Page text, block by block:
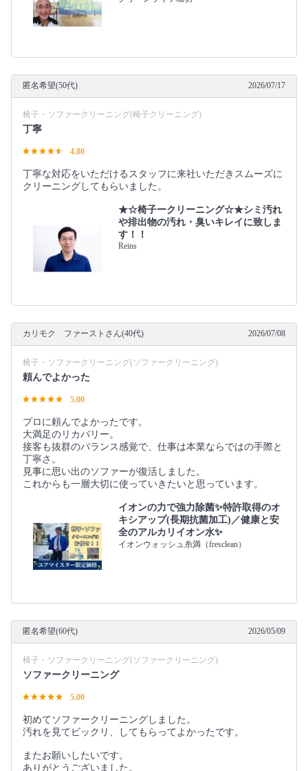
匿名希望(50代) 2026/07/17
椅子・ソファークリーニング(椅子クリーニング)
丁寧
4.80
丁寧な対応をいただけるスタッフに来社いただきスムーズに
クリーニングしてもらいました。
★☆椅子ークリーニング☆★シミ汚れ
や排出物の汚れ・臭いキレイに致しま
す！！
Reins
カリモク ファーストさん(40代) 2026/07/08
椅子・ソファークリーニング(ソファークリーニング)
頼んでよかった
5.00
プロに頼んでよかったです。
大満足のリカバリー。
接客も抜群のバランス感覚で、仕事は本業ならではの手際と
丁寧さ。
見事に思い出のソファーが復活しました。
これからも一層大切に使っていきたいと思っています。
イオンの力で強力除菌✨特許取得のオ
キシアップ(長期抗菌加工)／健康と安
全のアルカリイオン水✨
イオンウォッシュ糸満（fresclean）
匿名希望(60代) 2026/05/09
椅子・ソファークリーニング(ソファークリーニング)
ソファークリーニング
5.00
初めてソファークリーニングしました。
汚れを見てビックリ、してもらってよかったです。
またお願いしたいです。
ありがとうございました。